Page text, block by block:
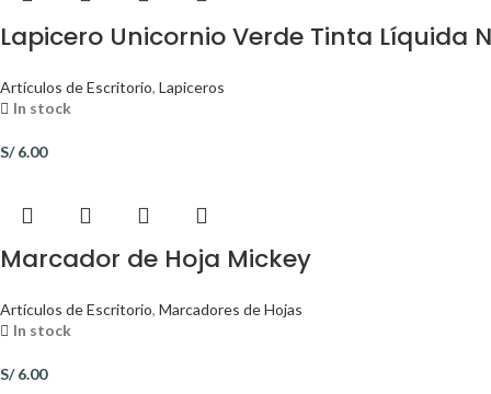
Lapicero Unicornio Verde Tinta Líquida
Artículos de Escritorio, Lapiceros
In stock
S/6.00
Marcador de Hoja Mickey
Artículos de Escritorio, Marcadores de Hojas
In stock
S/6.00